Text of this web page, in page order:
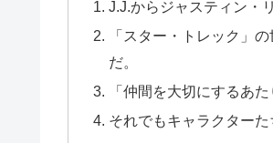
J.J.からジャスティン・
「スター・トレック」
だ。
「仲間を大切にするあ
それでもキャラクターた